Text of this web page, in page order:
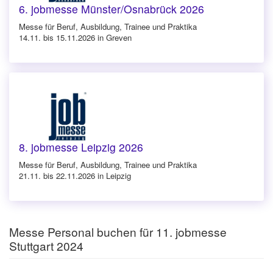
6. jobmesse Münster/Osnabrück 2026
Messe für Beruf, Ausbildung, Trainee und Praktika
14.11. bis 15.11.2026 in Greven
8. jobmesse Leipzig 2026
Messe für Beruf, Ausbildung, Trainee und Praktika
21.11. bis 22.11.2026 in Leipzig
Messe Personal buchen für 11. jobmesse
Stuttgart 2024